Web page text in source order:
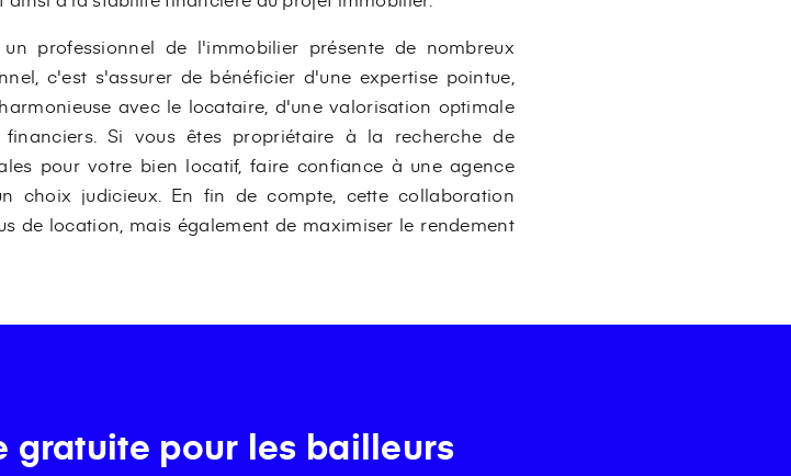
professionnel de l'immobilier présente de nombreux
c'est s'assurer de bénéficier d'une expertise pointue,
avec le locataire, d'une valorisation optimale
Si vous êtes propriétaire à la recherche de
pour votre bien locatif, faire confiance à une agence
choix judicieux. En fin de compte, cette collaboration
de location, mais également de maximiser le rendement
gratuite pour les bailleurs